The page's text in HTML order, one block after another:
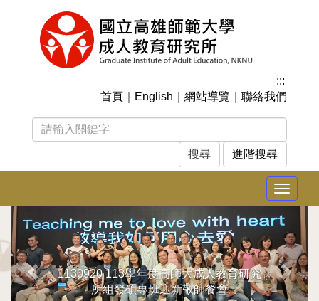
:::
首頁
English 網站導覽 聯絡我們
進階搜尋
Toggle
1130920 113學年度高師大成人教育研究
所組發碩專班迎新敬師餐會
上
一
張
下
一
張